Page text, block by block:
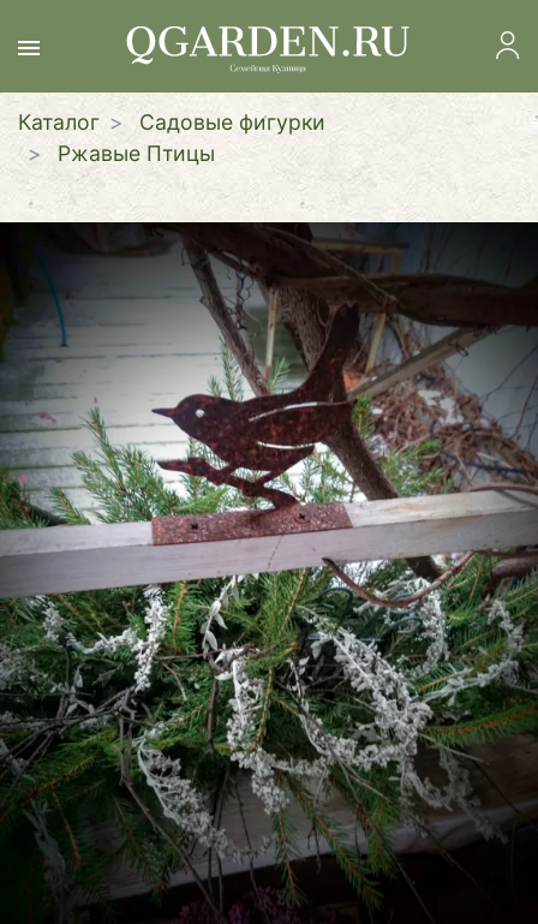
к
содержанию
Каталог
Садовые фигурки
Ржавые Птицы